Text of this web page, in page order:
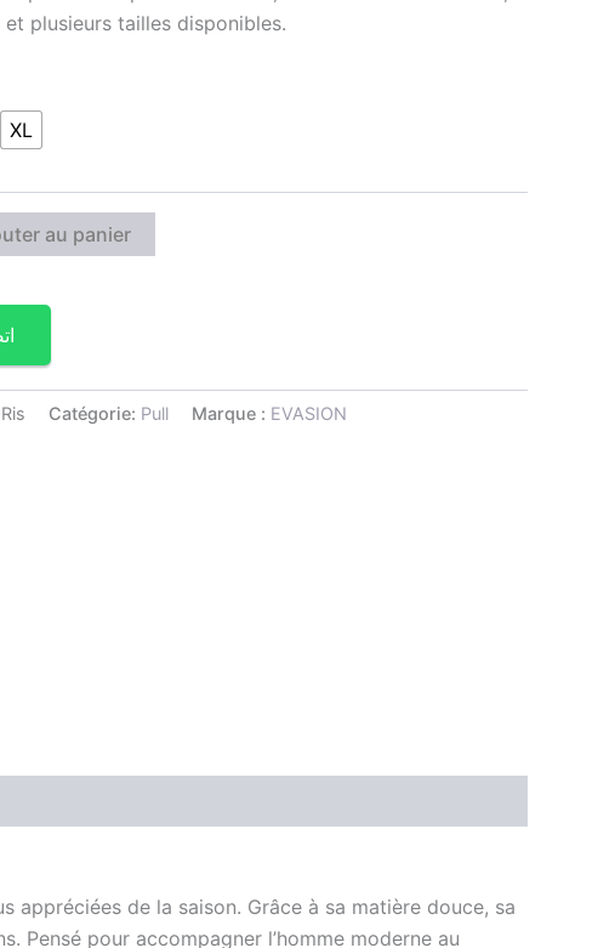
plusieurs tailles disponibles.
XL
au panier
Catégorie: Pull Marque : EVASION
appréciées de la saison. Grâce à sa matière douce, sa
Pensé pour accompagner l’homme moderne au